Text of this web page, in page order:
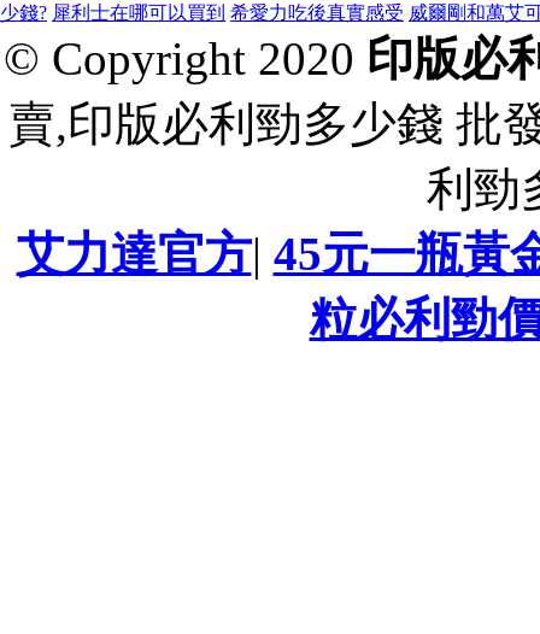
少錢? 犀利士在哪可以買到 希愛力吃後真實感受 威爾剛和萬艾
© Copyright 2020 印版必
賣,印版必利勁多少錢 批
利勁
艾力達官方| 45元一瓶黃
粒必利勁